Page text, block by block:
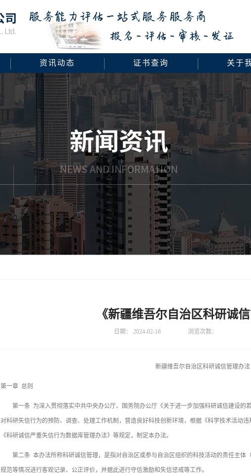
资讯动态 证书查询 关于
《新疆维吾尔自治区科研诚
日期： 2024-02-18 浏览次数：
新疆维吾尔自治区科研诚信管理办法
第一章 总则
第一条 为深入贯彻落实中共中央办公厅、国务院办公厅《关于进一步加强科研诚信建设的
对科研失信行为的预防、调查、处理工作机制，营造良好科技创新环境，根据《科学技术活动
《科研诚信严重失信行为数据库管理办法》等规定，制定本办法。
第二条 本办法所称科研诚信管理，是指对自治区或参与自治区组织的科技活动的责任主体
规范等情况进行客观记录、公正评价，并据此进行守信激励和失信惩戒等工作。